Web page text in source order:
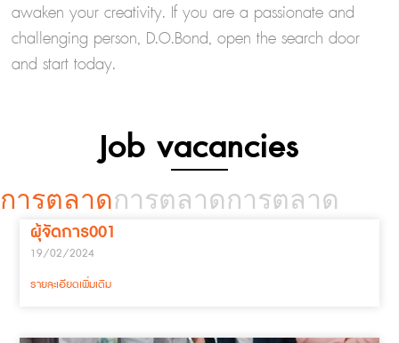
awaken your creativity. If you are a passionate and
challenging person, D.O.Bond, open the search door
and start today.
Job vacancies
การตลาดการตลาดการตลาด
ผุ้จัดการ001
19/02/2024
รายละเอียดเพิ่มเติม